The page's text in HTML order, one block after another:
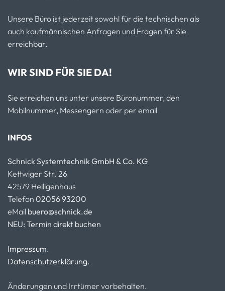
Unsere Büro ist jederzeit sowohl für die technischen als
auch kaufmännischen Anfragen und Fragen für Sie
erreichbar.
WIR SIND FÜR SIE DA!
Sie erreichen uns unter unsere Büronummer, den
Mobilnummer, Messengern oder per email
INFOS
Schnick Systemtechnik GmbH & Co. KG
Kettwiger Str. 26
42579 Heiligenhaus
Telefon 02056 93200
eMail buero@schnick.de
NEU: Termin direkt buchen
Impressum.
Datenschutzerklärung.
Änderungen und Irrtümer vorbehalten.